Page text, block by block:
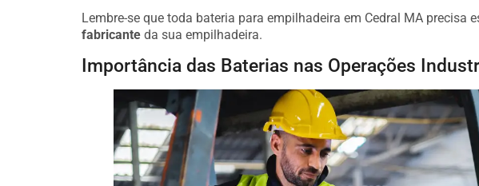
Lembre-se que toda bateria para empilhadeira em Cedral MA precisa
fabricante da sua empilhadeira.
Importância das Baterias nas Operações